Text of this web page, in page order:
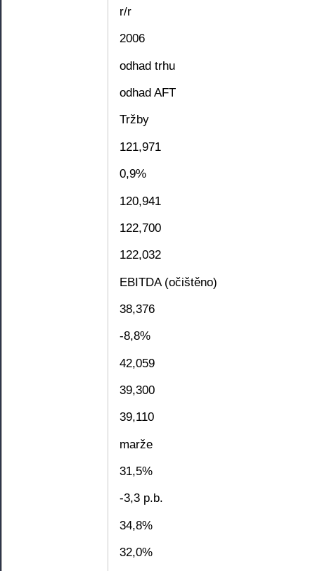
r/r
2006
odhad trhu
odhad AFT
Tržby
121,971
0,9%
120,941
122,700
122,032
EBITDA (očištěno)
38,376
-8,8%
42,059
39,300
39,110
marže
31,5%
-3,3 p.b.
34,8%
32,0%